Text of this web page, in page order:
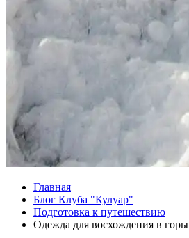
Главная
Блог Клуба "Кулуар"
Подготовка к путешествию
Одежда для восхождения в горы